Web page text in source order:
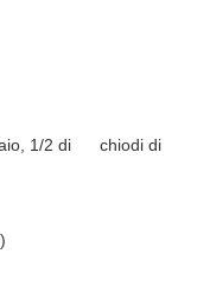
1/2 di chiodi di